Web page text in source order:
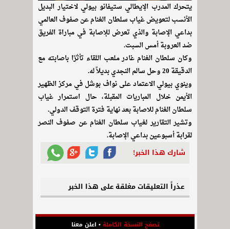
يتحرك المدرب الإيطالي ستيفانو بيولي لاختيار البديل
الأنسب لتعويض غياب سلطان الغنام عن صفوف العالمي
بداعي الإصابة والذي تعرض للإصابة في مباراة الفريق
ضد العروبة أمس السبت.
وكان سلطان الغنام غادر ملعب اللقاء تأثرًا باصابته مع
الدقيقة 20 وحل سالم النجدي بديلاً له.
وينوي بيولي الاعتماد على نواف بوشل في مركز الظهير
الأيمن خلال المباريات المقبلة، حال استمرار غياب
سلطان الغنام للاصابة بعد نهاية فترة التوقف الدولي.
وتشير التقارير لغياب سلطان الغنام عن صفوف النصر
لقرابة أسبوعين بداعي الإصابة.
شارك هذا الخبر!
عذراً التعليقات مغلقة على هذا الخبر
تصفح النسخة الكاملة• اعلن معنا